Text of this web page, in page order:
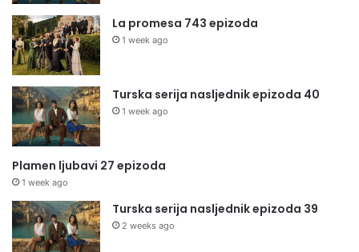
La promesa 743 epizoda
1 week ago
Turska serija nasljednik epizoda 40
1 week ago
Plamen ljubavi 27 epizoda
1 week ago
Turska serija nasljednik epizoda 39
2 weeks ago